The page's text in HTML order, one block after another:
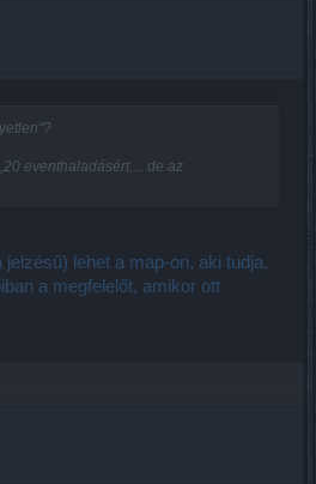
eventhaladásért.... de az
lehet a map-on, aki tudja,
a megfelelőt, amikor ott